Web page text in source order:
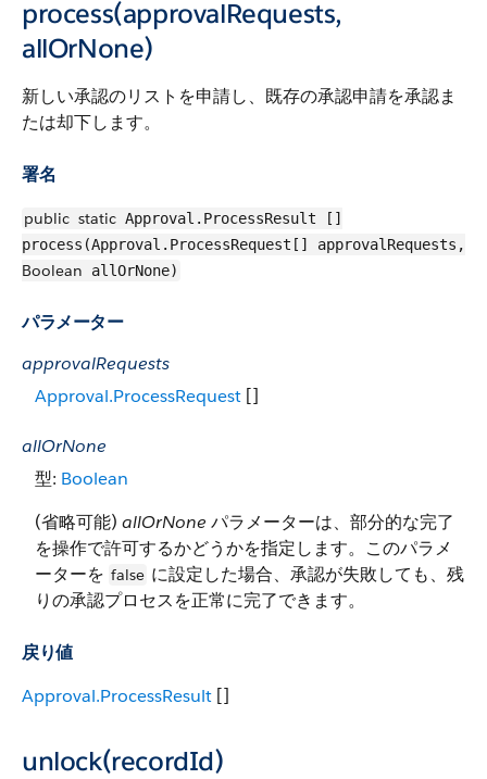
process(approvalRequests,
allOrNone)
新しい承認のリストを申請し、既存の承認申請を承認ま
たは却下します。
署名
public static Approval.ProcessResult []
process(Approval.ProcessRequest[] approvalRequests,
Boolean allOrNone)
パラメーター
approvalRequests
Approval.ProcessRequest []
allOrNone
型: Boolean
(省略可能) allOrNone パラメーターは、部分的な完了
を操作で許可するかどうかを指定します。このパラメ
ーターを false に設定した場合、承認が失敗しても、残
りの承認プロセスを正常に完了できます。
戻り値
Approval.ProcessResult []
unlock(recordId)